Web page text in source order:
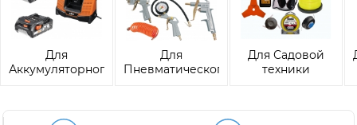
Для
Аккумуляторного
Для
Пневматического
Для Садовой
техники